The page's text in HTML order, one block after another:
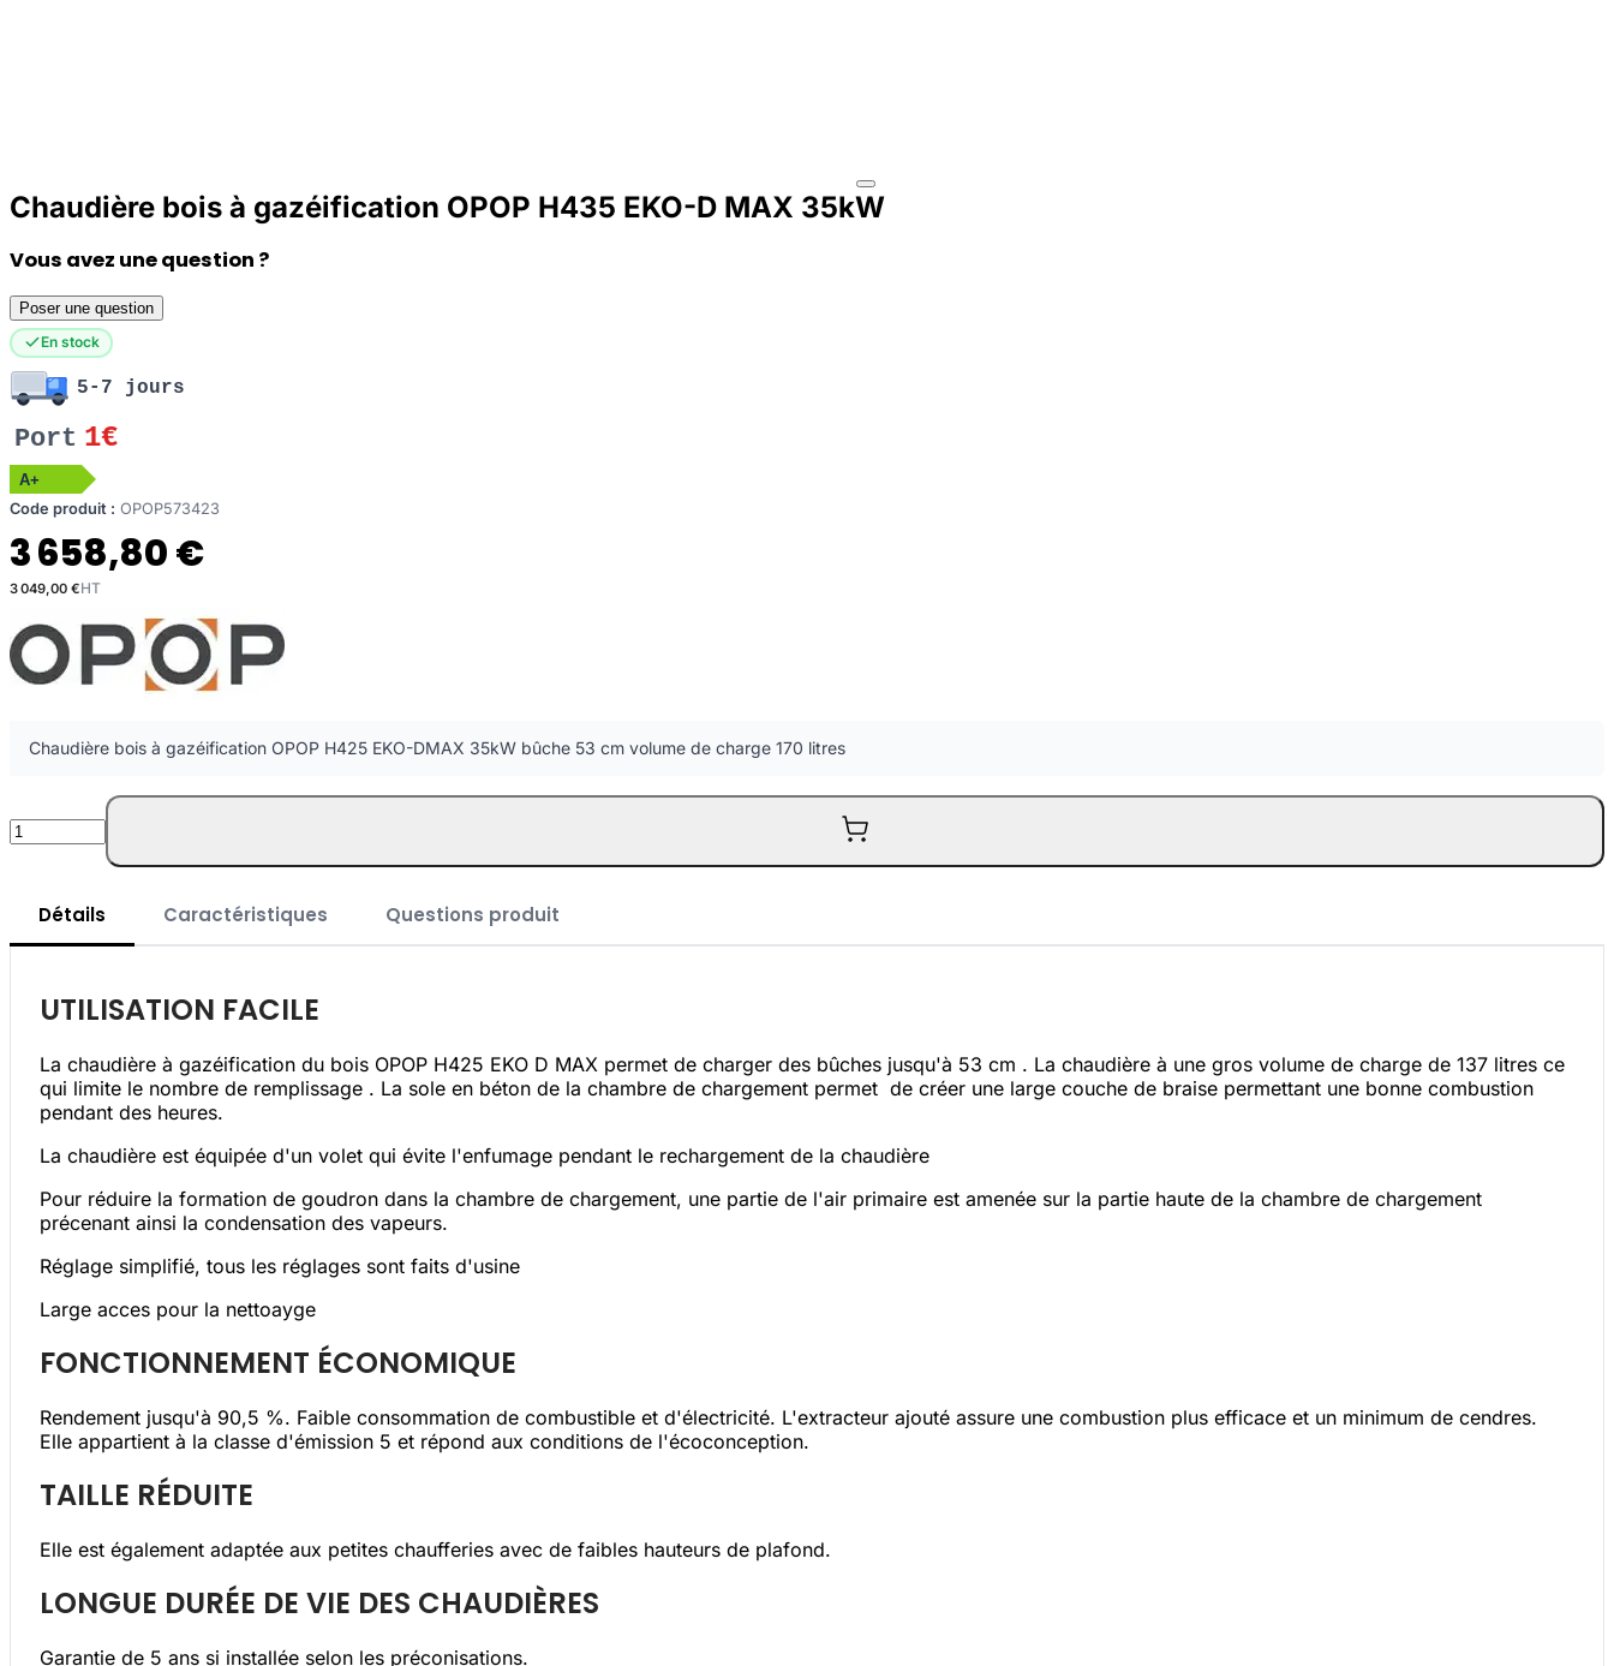
Chaudière bois à gazéification OPOP H435 EKO-D MAX 35kW
Vous avez une question ?
Poser une question
En stock
5-7 jours
Port 1€
A+
Code produit : OPOP573423
3 658,80 €
3 049,00 €
Chaudière bois à gazéification OPOP H425 EKO-DMAX 35kW bûche 53 cm volume de charge 170 litres
Quantité
Détails Caractéristiques Questions produit
UTILISATION FACILE
La chaudière à gazéification du bois OPOP H425 EKO D MAX permet de charger des bûches jusqu'à 53 cm . La chaudière à une gros volume de charge de 137 litres ce
qui limite le nombre de remplissage . La sole en béton de la chambre de chargement permet de créer une large couche de braise permettant une bonne combustion
pendant des heures.
La chaudière est équipée d'un volet qui évite l'enfumage pendant le rechargement de la chaudière
Pour réduire la formation de goudron dans la chambre de chargement, une partie de l'air primaire est amenée sur la partie haute de la chambre de chargement
précenant ainsi la condensation des vapeurs.
Réglage simplifié, tous les réglages sont faits d'usine
Large acces pour la nettoayge
FONCTIONNEMENT ÉCONOMIQUE
Rendement jusqu'à 90,5 %. Faible consommation de combustible et d'électricité. L'extracteur ajouté assure une combustion plus efficace et un minimum de cendres.
Elle appartient à la classe d'émission 5 et répond aux conditions de l'écoconception.
TAILLE RÉDUITE
Elle est également adaptée aux petites chaufferies avec de faibles hauteurs de plafond.
LONGUE DURÉE DE VIE DES CHAUDIÈRES
Garantie de 5 ans si installée selon les préconisations.